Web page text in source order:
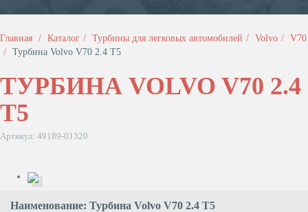
Главная Каталог Турбины для легковых автомобилей Volvo
V70
Турбина Volvo V70 2.4 T5
ТУРБИНА VOLVO V70 2.4
T5
Артикул: 49189-01320
Наименование: Турбина Volvo V70 2.4 T5